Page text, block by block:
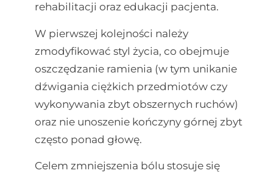
rehabilitacji oraz edukacji pacjenta.
W pierwszej kolejności należy
zmodyfikować styl życia, co obejmuje
oszczędzanie ramienia (w tym unikanie
dźwigania ciężkich przedmiotów czy
wykonywania zbyt obszernych ruchów)
oraz nie unoszenie kończyny górnej zbyt
często ponad głowę.
Celem zmniejszenia bólu stosuje się